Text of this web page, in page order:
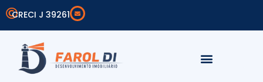
CRECI J 39261